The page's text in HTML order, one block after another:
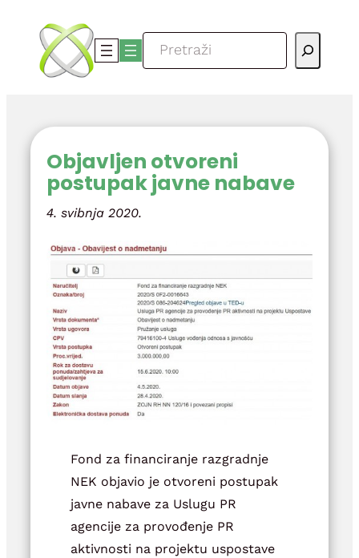
sadržaja
Pretraga
Objavljen otvoreni
postupak javne nabave
4. svibnja 2020.
Fond za financiranje razgradnje
NEK objavio je otvoreni postupak
javne nabave za Uslugu PR
agencije za provođenje PR
aktivnosti na projektu uspostave